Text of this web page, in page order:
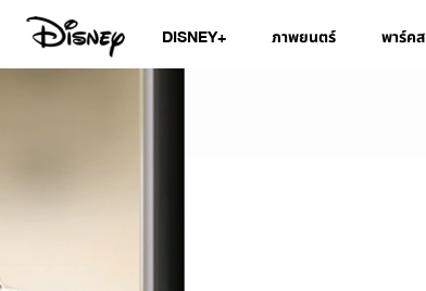
DISNEY+ ภาพยนตร์ พาร์คส